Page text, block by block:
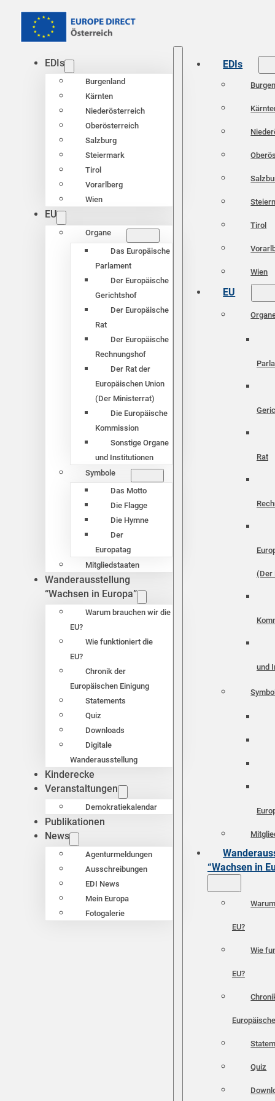
EDIs
Burgenland
Kärnten
Niederösterreich
Oberösterreich
Salzburg
Steiermark
Tirol
Vorarlberg
Wien
EU
Organe
Das Europäische
Parlament
Der Europäische
Gerichtshof
Der Europäische
Rat
Der Europäische
Rechnungshof
Der Rat der
Europäischen Union
(Der Ministerrat)
Die Europäische
Kommission
Sonstige Organe
und Institutionen
Symbole
Das Motto
Die Flagge
Die Hymne
Der
Europatag
Mitgliedstaaten
Wanderausstellung
“Wachsen in Europa”
Warum brauchen wir die
EU?
Wie funktioniert die
EU?
Chronik der
Europäischen Einigung
Statements
Quiz
Downloads
Digitale
Wanderausstellung
Kinderecke
Veranstaltungen
Demokratiekalendar
Publikationen
News
Agenturmeldungen
Ausschreibungen
EDI News
Mein Europa
Fotogalerie
EDIs
Tirol
Wien
EU
Rat
(Der
und
“Wachsen in
EU?
Wie
EU?
Quiz